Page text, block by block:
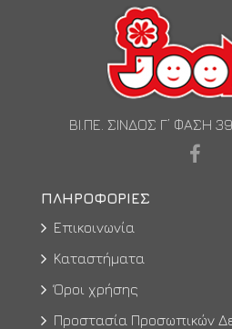
ΒΙ.ΠΕ. ΣΙΝΔΟΣ Γ’ ΦΑΣΗ
ΠΛΗΡΟΦΟΡΊΕΣ
Επικοινωνία
Καταστήματα
Όροι χρήσης
Προστασία Προσωπικών